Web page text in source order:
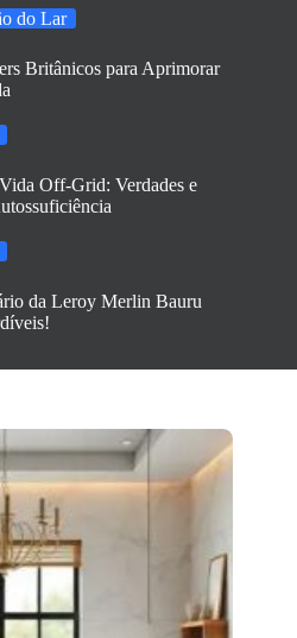
do Lar
Britânicos para Aprimorar
Off-Grid: Verdades e
da Leroy Merlin Bauru